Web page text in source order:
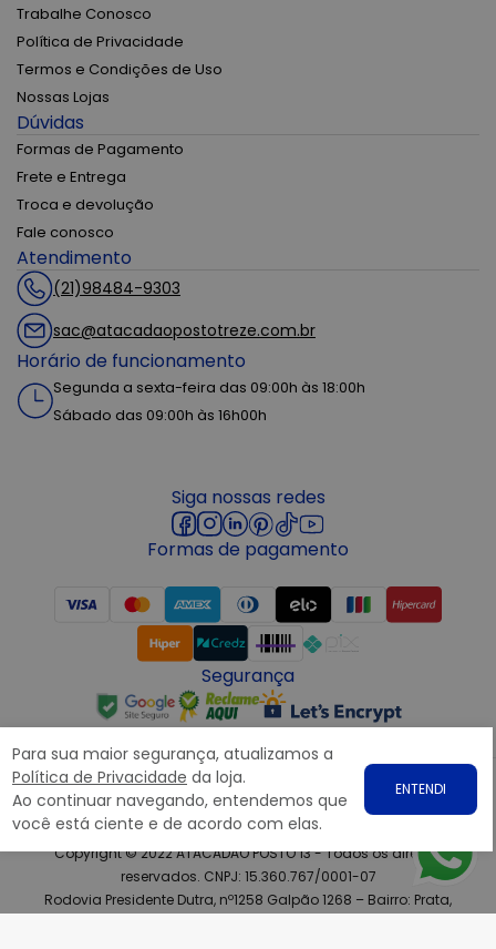
Para sua maior segurança, atualizamos a
Política de Privacidade da loja.
Ao continuar navegando, entendemos que
você está ciente e de acordo com elas.
ENTENDI
Trabalhe Conosco
Política de Privacidade
Termos e Condições de Uso
Nossas Lojas
Dúvidas
Formas de Pagamento
Frete e Entrega
Troca e devolução
Fale conosco
Atendimento
(21)98484-9303
sac@atacadaopostotreze.com.br
Horário de funcionamento
Segunda a sexta-feira das 09:00h às 18:00h
Sábado das 09:00h às 16h00h
Siga nossas redes
Formas de pagamento
Segurança
Copyright © 2022 ATACADÃO POSTO 13 - Todos os direitos
reservados. CNPJ: 15.360.767/0001-07
Rodovia Presidente Dutra, nº1258 Galpão 1268 – Bairro: Prata,